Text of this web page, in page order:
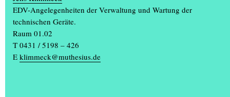
EDV-Angelegenheiten der Verwaltung und Wartung der
technischen Geräte.
Raum 01.02
T 0431 / 5198 – 426
E klimmeck@muthesius.de